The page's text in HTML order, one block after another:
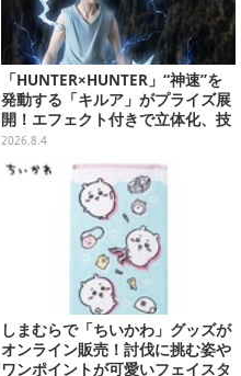
「HUNTER×HUNTER」“神速”を
発動する「キルア」がプライズ展
開！エフェクト付きで立体化、技
名アクリルパネル付き
2026.8.4
しまむらで「ちいかわ」グッズが
オンライン販売！討伐に挑む姿や
ワンポイントが可愛いフェイスタ